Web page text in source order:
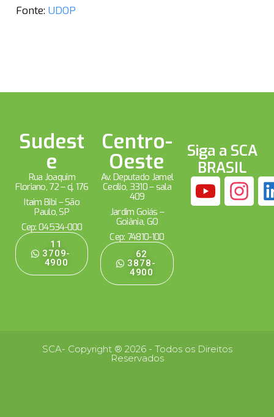
Fonte: UDOP
Sudest
e
Rua Joaquim
Floriano, 72 – cj. 176
Itaim Bibi – São
Paulo, SP
Cep: 04534-000
11
3709-
4900
Centro-
Oeste
Av. Deputado Jamel
Cecílio, 3310 – sala
409
Jardim Goiás –
Goiânia, GO
Cep: 74810-100
62
3878-
4900
Siga a SCA
BRASIL
SCA- Copyright ® 2026 - Todos os Direitos
Reservados